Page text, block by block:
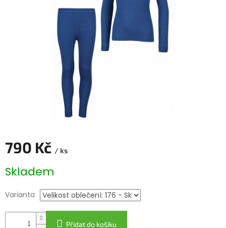
790 Kč / ks
cena:
Skladem
Varianta
Přidat do košíku